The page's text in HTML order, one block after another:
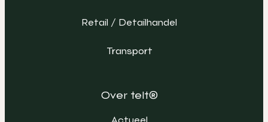
Retail / Detailhandel
Transport
Over telt®